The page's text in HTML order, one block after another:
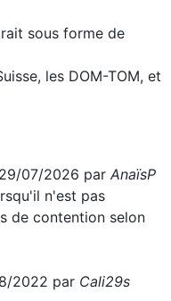
sous forme de
les DOM-TOM, et
07/2026 par AnaïsP
n'est pas
de contention selon
2022 par Cali29s